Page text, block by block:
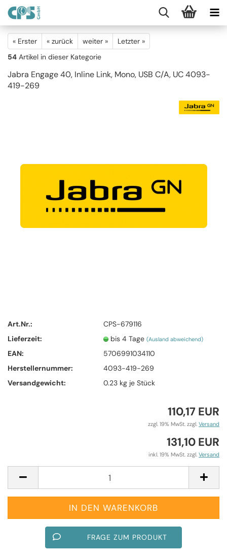
« Erster « zurück weiter »
Letzter »
54 Artikel in dieser Kategorie
Jabra Engage 40, Inline Link, Mono, USB C/A, UC 4093-
419-269
Art.Nr.:
CPS-679116
Lieferzeit:
bis 4 Tage(Ausland abweichend)
EAN:
5706991034110
Herstellernummer:
4093-419-269
Versandgewicht:
0.23 kg je Stück
110,17 EUR
zzgl. 19% MwSt. zzgl. Versand
131,10 EUR
inkl. 19% MwSt. zzgl. Versand
FRAGE ZUM PRODUKT